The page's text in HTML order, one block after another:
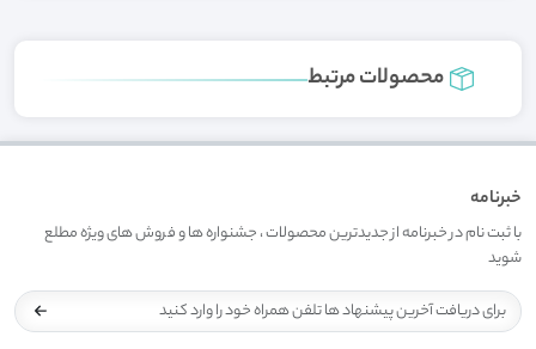
محصولات مرتبط
خبرنامه
با ثبت نام در خبرنامه از جدیدترین محصولات ، جشنواره ها و فروش های ویژه مطلع
شوید